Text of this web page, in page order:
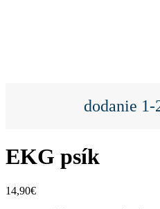
dodanie 1-
EKG psík
14,90€